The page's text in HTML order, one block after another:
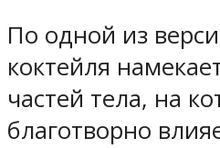
По одной из
коктейля
частей тела, на
благотворно